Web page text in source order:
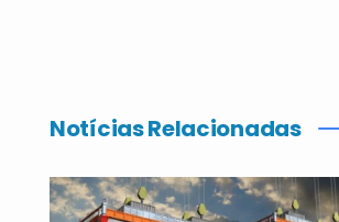
Notícias Relacionadas